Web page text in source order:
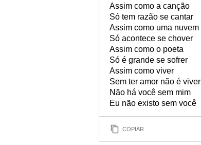
Assim como a canção
Só tem razão se cantar
Assim como uma nuvem
Só acontece se chover
Assim como o poeta
Só é grande se sofrer
Assim como viver
Sem ter amor não é viver
Não há você sem mim
Eu não existo sem você
COPIAR